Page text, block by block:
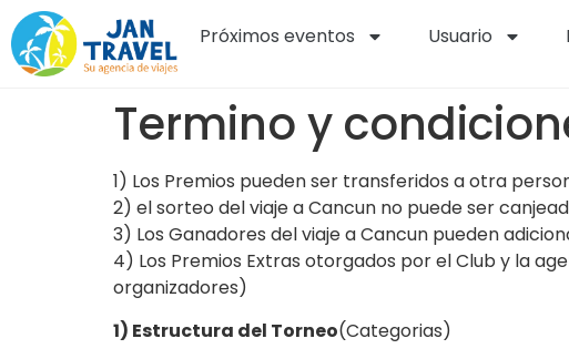
Próximos eventos Usuario
Termino y
1) Los Premios pueden ser transferidos a otra
2) el sorteo del viaje a Cancun no puede ser
3) Los Ganadores del viaje a Cancun pueden
4) Los Premios Extras otorgados por el Club y la
organizadores)
1) Estructura del Torneo(Categorias)